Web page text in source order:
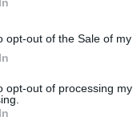
opt-out of the Sale of my
opt-out of processing
representere
representere
og Købehavn,
i